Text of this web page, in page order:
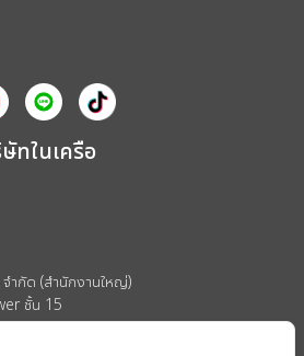
ทในเครือ
ำกัด (สำนักงานใหญ่)
ชั้น 15
เขตปทุมวัน กรุงเทพมหานคร 10330